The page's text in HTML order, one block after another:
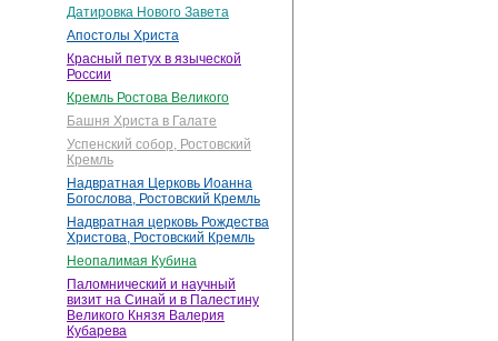
Датировка Нового Завета
Апостолы Христа
Красный петух в языческой
России
Кремль Ростова Великого
Башня Христа в Галате
Успенский собор, Ростовский
Кремль
Надвратная Церковь Иоанна
Богослова, Ростовский Кремль
Надвратная церковь Рождества
Христова, Ростовский Кремль
Неопалимая Кубина
Паломнический и научный
визит на Синай и в Палестину
Великого Князя Валерия
Кубарева